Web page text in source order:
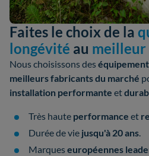
Faites le choix de la
longévité au
Nous choisissons des
meilleurs fabricantsdu marché
installation performante et
Très haute performance et
Durée de vie jusqu'à 20 ans.
Marqueseuropéennes